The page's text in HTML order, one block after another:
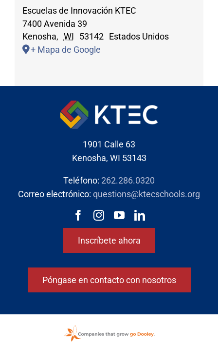
Escuelas de Innovación KTEC
7400 Avenida 39
Kenosha, WI 53142 Estados Unidos
+ Mapa de Google
1901 Calle 63
Kenosha, WI 53143
Teléfono: 262.286.0320
Correo electrónico: questions@ktecschools.org
Inscríbete ahora
Póngase en contacto con nosotros